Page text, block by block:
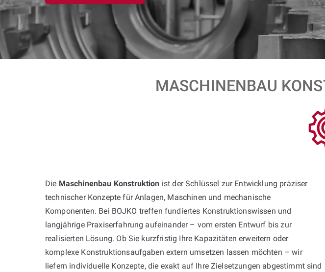
MASCHINENBAU
Die Maschinenbau Konstruktion ist der Schlüssel zur Entwicklung präziser
technischer Konzepte für Anlagen, Maschinen und mechanische
Komponenten. Bei BOJKO treffen fundiertes Konstruktionswissen und
langjährige Praxiserfahrung aufeinander – vom ersten Entwurf bis zur
realisierten Lösung. Ob Sie kurzfristig Ihre Kapazitäten erweitern oder
komplexe Konstruktionsaufgaben extern umsetzen lassen möchten – wir
liefern individuelle Konzepte, die exakt auf Ihre Zielsetzungen abgestimmt sind